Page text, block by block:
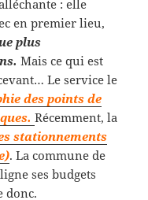
: elle
en premier lieu,
plus
Mais ce qui est
Le service le
des points de
Récemment, la
stationnements
. La commune de
ses budgets
donc.